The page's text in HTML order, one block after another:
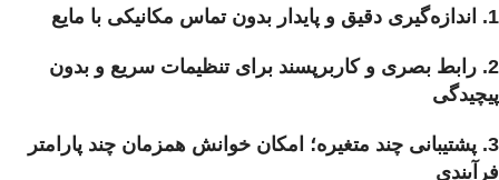
1. اندازه‌گیری دقیق و پایدار بدون تماس مکانیکی با مایع
2. رابط بصری و کاربرپسند برای تنظیمات سریع و بدون
پیچیدگی
3. پشتیبانی چند متغیره؛ امکان خوانش همزمان چند پارامتر
فرآیندی